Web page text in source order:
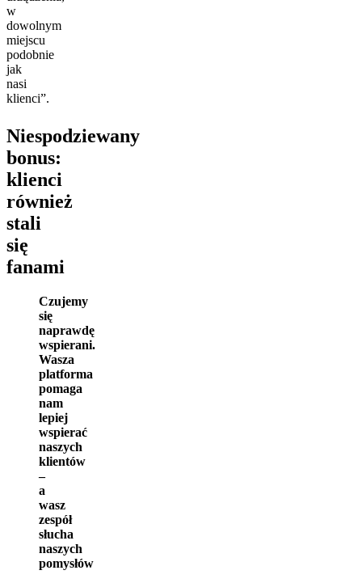
w
dowolnym
miejscu
podobnie
jak
nasi
klienci”.
Niespodziewany
bonus:
klienci
również
stali
się
fanami
Czujemy
się
naprawdę
wspierani.
Wasza
platforma
pomaga
nam
lepiej
wspierać
naszych
klientów
–
a
wasz
zespół
słucha
naszych
pomysłów